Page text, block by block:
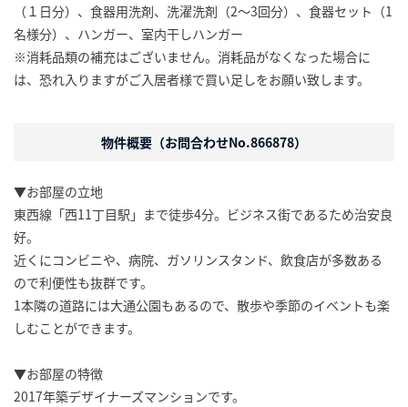
（１日分）、食器用洗剤、洗濯洗剤（2～3回分）、食器セット（1
名様分）、ハンガー、室内干しハンガー
※消耗品類の補充はございません。消耗品がなくなった場合に
は、恐れ入りますがご入居者様で買い足しをお願い致します。
物件概要（お問合わせNo.866878）
▼お部屋の立地
東西線「西11丁目駅」まで徒歩4分。ビジネス街であるため治安良
好。
近くにコンビニや、病院、ガソリンスタンド、飲食店が多数ある
ので利便性も抜群です。
1本隣の道路には大通公園もあるので、散歩や季節のイベントも楽
しむことができます。
▼お部屋の特徴
2017年築デザイナーズマンションです。